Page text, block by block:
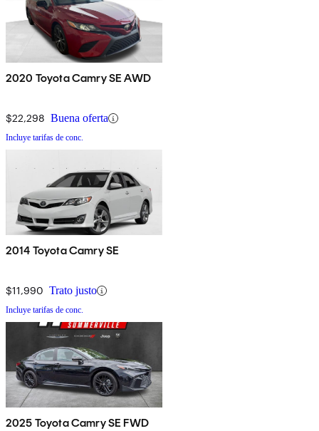
2020 Toyota Camry SE AWD
$22,298 Buena oferta
Incluye tarifas de conc.
2014 Toyota Camry SE
$11,990 Trato justo
Incluye tarifas de conc.
2025 Toyota Camry SE FWD